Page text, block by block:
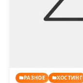
РАЗНОЕ ХОСТИНГ